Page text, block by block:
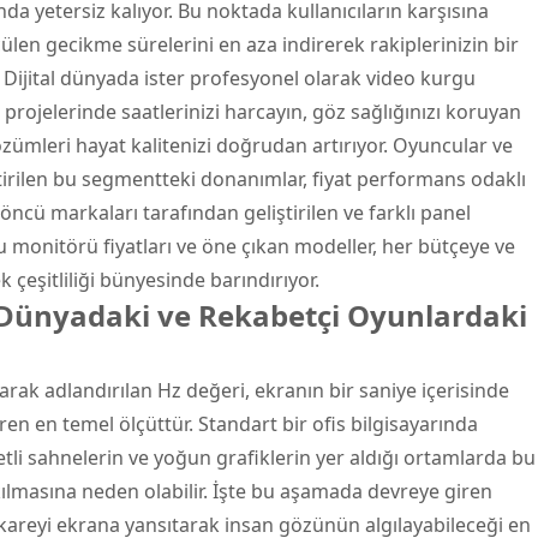
yetersiz kalıyor. Bu noktada kullanıcıların karşısına
gecikme sürelerini en aza indirerek rakiplerinizin bir
Dijital dünyada ister profesyonel olarak video kurgu
saatlerinizi harcayın, göz sağlığınızı koruyan
hayat kalitenizi doğrudan artırıyor. Oyuncular ve
bu segmentteki donanımlar, fiyat performans odaklı
markaları tarafından geliştirilen ve farklı panel
fiyatları ve öne çıkan modeller, her bütçeye ve
bünyesinde barındırıyor.
ve Rekabetçi Oyunlardaki
adlandırılan Hz değeri, ekranın bir saniye içerisinde
en temel ölçüttür. Standart bir ofis bilgisayarında
sahnelerin ve yoğun grafiklerin yer aldığı ortamlarda bu
neden olabilir. İşte bu aşamada devreye giren
ekrana yansıtarak insan gözünün algılayabileceği en